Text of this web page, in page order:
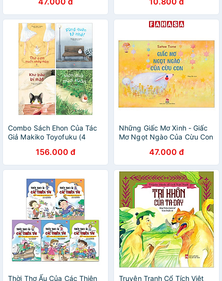
Ký" Của Nhà Văn Tô Hoài)
Combo Sách Ehon Của Tác
Giả Makiko Toyofuku (4
156.000 đ
Những Giấc Mơ Xinh - Giấc
Mơ Ngọt Ngào Của Cừu Con
47.000 đ
Thời Thơ Ấu Của Các Thiên
Truyện Tranh Cổ Tích Việt